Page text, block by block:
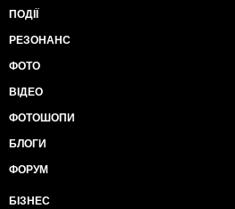
ПОДІЇ
РЕЗОНАНС
ФОТО
ВІДЕО
ФОТОШОПИ
БЛОГИ
ФОРУМ
БІЗНЕС